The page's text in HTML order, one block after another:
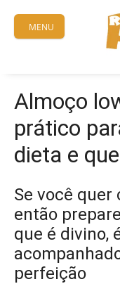
content
MENU
Almoço
prático
dieta e
Se você quer
então
que é divino,
perfeição